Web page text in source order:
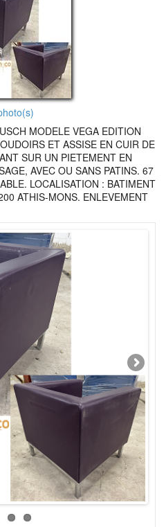
MODELE VEGA EDITION
ET ASSISE EN CUIR DE
SUR UN PIETEMENT EN
AVEC OU SANS PATINS. 67
LOCALISATION : BATIMENT
ATHIS-MONS. ENLEVEMENT